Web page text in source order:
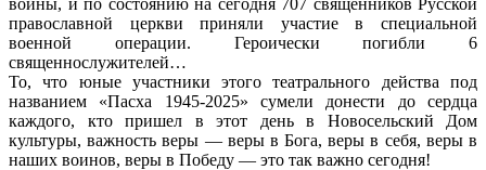
православной церкви приняли участие в специальной
военной операции. Героически погибли 6
священнослужителей…
То, что юные участники этого театрального действа под
названием «Пасха 1945-2025» сумели донести до сердца
каждого, кто пришел в этот день в Новосельский Дом
культуры, важность веры — веры в Бога, веры в себя, веры в
наших воинов, веры в Победу — это так важно сегодня!